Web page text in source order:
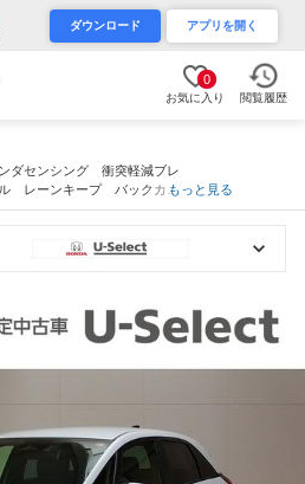
ダウンロード アプリを開く
0
お気に入り 閲覧履歴
センシング 衝突軽減ブレ
レーンキープ バックカメ
シート ＬＥＤライト ハ
もっと見る